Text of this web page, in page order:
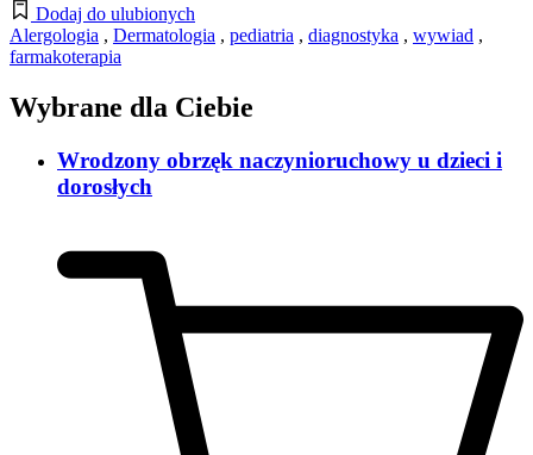
Dodaj do ulubionych
Alergologia , Dermatologia , pediatria , diagnostyka , wywiad ,
farmakoterapia
Wybrane dla Ciebie
Wrodzony obrzęk naczynioruchowy u dzieci i
dorosłych